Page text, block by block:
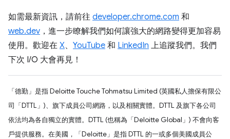
如需最新資訊，請前往 developer.chrome.com 和
web.dev ，進一步瞭解我們如何讓強大的網路變得更加容易
使用。歡迎在 X、 YouTube 和 LinkedIn 上追蹤我們。我們
下次 I/O 大會再見！
「德勤」是指 Deloitte Touche Tohmatsu Limited (英國私人擔保有限公
司「DTTL」)、旗下成員公司網路，以及相關實體。DTTL 及旗下各公司
依法均為各自獨立的實體。DTTL (也稱為「Deloitte Global」) 不會向客
戶提供服務。在美國，「Deloitte」是指 DTTL 的一或多個美國成員公